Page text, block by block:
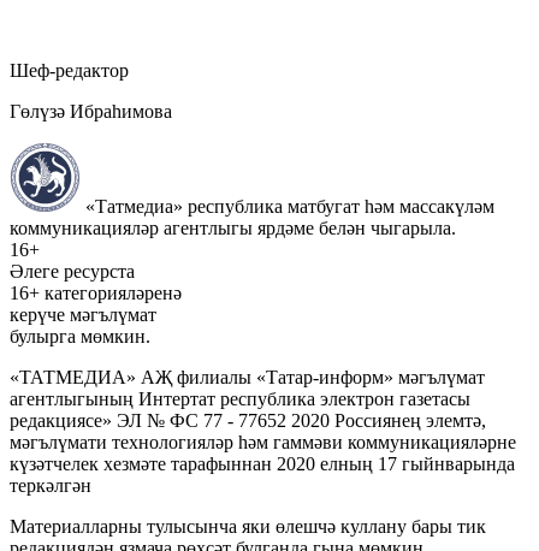
Шеф-редактор
Гөлүзә Ибраһимова
«Татмедиа» республика матбугат һәм массакүләм
коммуникацияләр агентлыгы ярдәме белән чыгарыла.
16+
Әлеге ресурста
16+ категорияләренә
керүче мәгълүмат
булырга мөмкин.
«ТАТМЕДИА» АҖ филиалы «Татар-информ» мәгълүмат
агентлыгының Интертат республика электрон газетасы
редакциясе» ЭЛ № ФС 77 - 77652 2020 Россиянең элемтә,
мәгълүмати технологияләр һәм гаммәви коммуникацияләрне
күзәтчелек хезмәте тарафыннан 2020 елның 17 гыйнварында
теркәлгән
Материалларны тулысынча яки өлешчә куллану бары тик